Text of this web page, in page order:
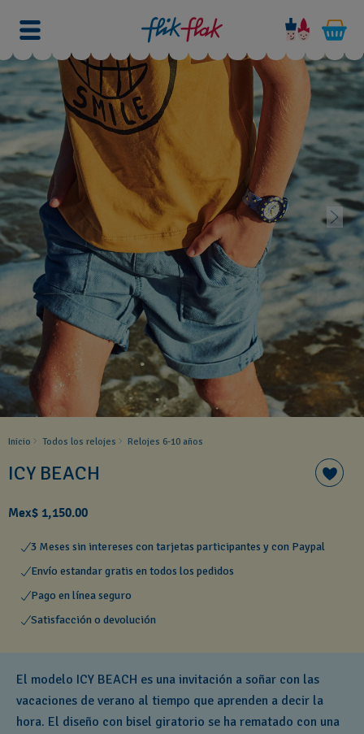
Inicio Todos los relojes Relojes 6-10 años ​
ICY BEACH
Mex$ 1,150.00
3 Meses sin intereses con tarjetas participantes y con Paypal
Envío estandar gratis en todos los pedidos
Pago en línea seguro
Satisfacción o devolución
El modelo ICY BEACH es una invitación a soñar con las
vacaciones de verano al tiempo que aprenden a decir la
hora. El diseño con bisel giratorio se ha rematado con una